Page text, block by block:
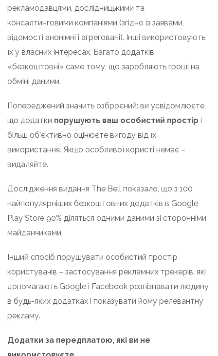
рекламодавцями, дослідницькими та
консалтинговими компаніями (згідно із заявами,
відомості анонімні і агреговані). Інші використовують
їх у власних інтересах. Багато додатків
«безкоштовні» саме тому, що заробляють гроші на
обміні даними.
Попереджений значить озброєний: ви усвідомлюєте,
що додатки порушують ваш особистий простір і
більш об’єктивно оцінюєте вигоду від їх
використання. Якщо особливої ​​користі немає –
видаляйте.
Дослідження видання The Bell показало, що з 100
найпопулярніших безкоштовних додатків в Google
Play Store 90% діляться одними даними зі сторонніми
майданчиками.
Інший спосіб порушувати особистий простір
користувачів – застосування рекламних трекерів, які
допомагають Google і Facebook розпізнавати людину
в будь-яких додатках і показувати йому релевантну
рекламу.
Додатки за передплатою, які ви не